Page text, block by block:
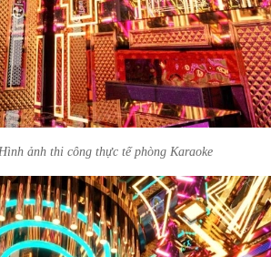
ảnh thi công thực tế phòng Karaoke